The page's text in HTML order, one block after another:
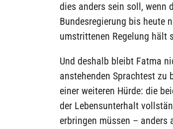
dies anders sein soll, wenn
Bundesregierung bis heute
umstrittenen Regelung hält
Und deshalb bleibt Fatma
anstehenden Sprachtest zu
einer weiteren Hürde: die
der Lebensunterhalt
erbringen müssen – anders